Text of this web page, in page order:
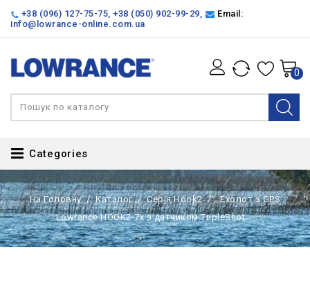
+38 (096) 127-75-75, +38 (050) 902-99-29,
Email:
info@lowrance-online.com.ua
0
Categories
На Головну Каталог Серія Hook2
Ехолот з GPS
Lowrance HOOK2-7x з датчиком TripleShot